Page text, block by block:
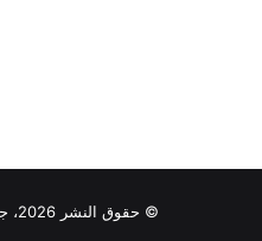
© حقوق النشر 2026، جميع الحقوق محفوظة |